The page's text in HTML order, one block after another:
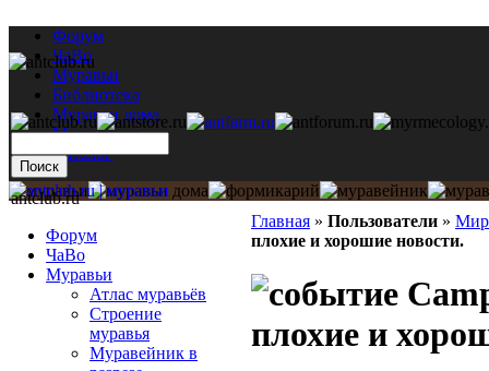
Форум
ЧаВо
Муравьи
Библиотека
Муравьи дома
Мастерская
Каталог
Главная » Пользователи »
плохие и хорошие новости.
плохие и
antclub.ru
Форум
ЧаВо
Муравьи
Атлас муравьёв
Строение
муравья
Муравейник в